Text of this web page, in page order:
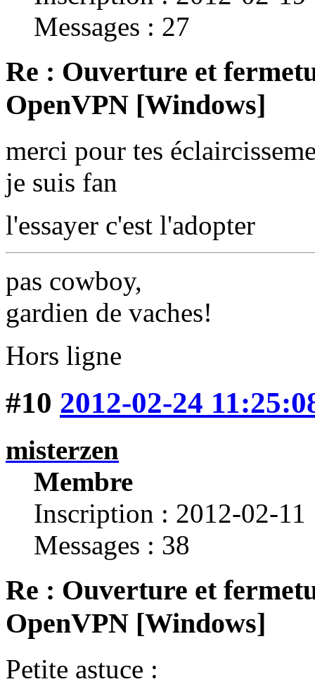
Messages : 27
Re : Ouverture et
OpenVPN [Windows]
merci pour tes
je suis fan
l'essayer c'est l'adopter
pas cowboy,
gardien de vaches!
Hors ligne
#10 2012-02-24
misterzen
Membre
Inscription : 2012-02-11
Messages : 38
Re : Ouverture et
OpenVPN [Windows]
Petite astuce :